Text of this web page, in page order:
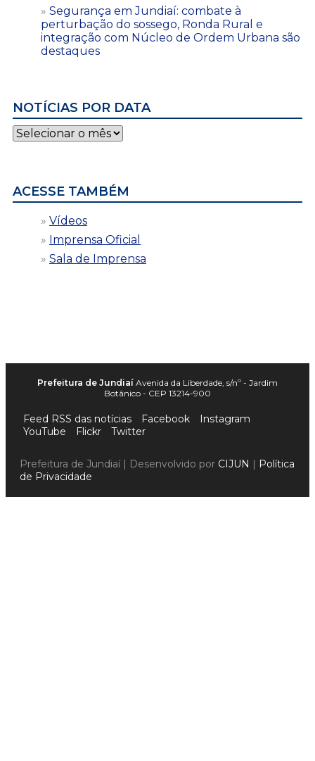
Segurança em Jundiaí: combate à
perturbação do sossego, Ronda Rural e
integração com Núcleo de Ordem Urbana são
destaques
NOTÍCIAS POR DATA
Notícias
por
ACESSE TAMBÉM
Vídeos
Imprensa Oficial
Sala de Imprensa
Prefeitura de Jundiaí Avenida da Liberdade, s/nº - Jardim
Botânico - CEP 13214-900
Feed RSS das notícias Facebook
Instagram
YouTube
Flickr Twitter
Prefeitura de Jundiaí | Desenvolvido por CIJUN | Política
de Privacidade